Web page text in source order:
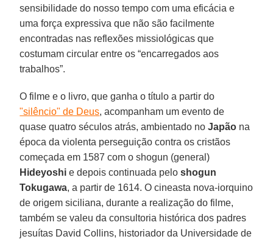
sensibilidade do nosso tempo com uma eficácia e
uma força expressiva que não são facilmente
encontradas nas reflexões missiológicas que
costumam circular entre os “encarregados aos
trabalhos”.
O filme e o livro, que ganha o título a partir do
"silêncio" de Deus, acompanham um evento de
quase quatro séculos atrás, ambientado noJapão na
época da violenta perseguição contra os cristãos
começada em 1587 com o shogun (general)
Hideyoshi e depois continuada peloshogun
Tokugawa, a partir de 1614. O cineasta nova-iorquino
de origem siciliana, durante a realização do filme,
também se valeu da consultoria histórica dos padres
jesuítas David Collins, historiador da Universidade de